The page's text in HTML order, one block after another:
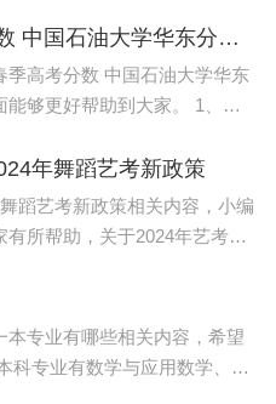
山东石油大学春季高考分数 中国石油大学华东分数线
高考分数 中国石油大学华东
更好帮助到大家。 1、中
年舞蹈艺考新政策
蹈艺考新政策相关内容，小编
所帮助，关于2024年艺考还
专业有哪些相关内容，希望